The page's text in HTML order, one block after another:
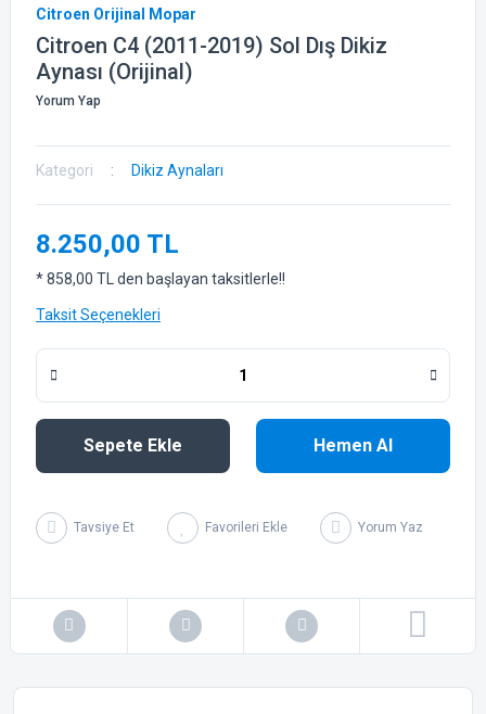
Citroen Orijinal Mopar
Citroen C4 (2011-2019) Sol Dış Dikiz
Aynası (Orijinal)
Yorum Yap
Kategori Dikiz Aynaları
8.250,00 TL
* 858,00 TL den başlayan taksitlerle!!
Taksit Seçenekleri
Sepete Ekle Hemen Al
Tavsiye Et Yorum Yaz